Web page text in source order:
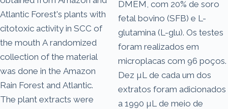
Atlantic Forest's plants with
citotoxic activity in SCC of
the mouth A randomized
collection of the material
was done in the Amazon
Rain Forest and Atlantic.
The plant extracts were
DMEM, com 20% de soro
fetal bovino (SFB) e L-
glutamina (L-glu). Os testes
foram realizados em
microplacas com 96 poços.
Dez µL de cada um dos
extratos foram adicionados
a 1990 µL de meio de